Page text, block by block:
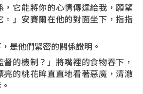
，它能將你的心情傳達給我，願望
。」安賽爾在他的對面坐下，指指
是他們緊密的關係證明。
督的機制？」將嘴裡的食物吞下，
亮的桃花眸直直地看著惡魔，清澈